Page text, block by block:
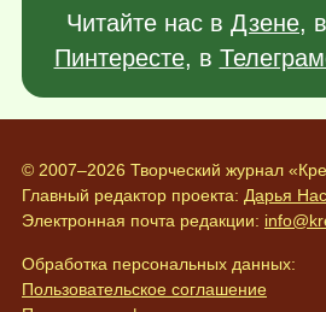
Читайте нас в Дзене, в
Пинтересте, в
© 2007–2026 Творческий журнал
Главный редактор проекта: Дарья
Электронная почта редакции:
Обработка персональных данных:
Пользовательское соглашение